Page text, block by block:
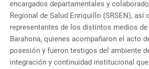
encargados departamentales y
Regional de Salud Enriquillo (SRSEN), así
representantes de los distintos medios
Barahona, quienes acompañaron el acto
posesión y fueron testigos del ambiente
integración y continuidad institucional